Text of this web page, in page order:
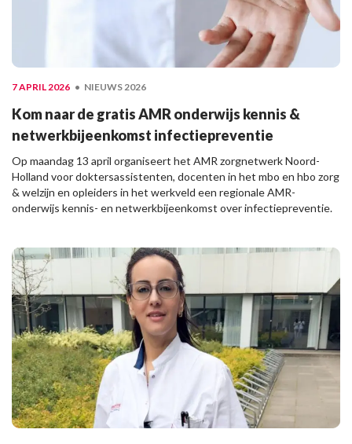
7 APRIL 2026 NIEUWS 2026
Kom naar de gratis AMR onderwijs kennis &
netwerkbijeenkomst infectiepreventie
Op maandag 13 april organiseert het AMR zorgnetwerk Noord-
Holland voor doktersassistenten, docenten in het mbo en hbo zorg
& welzijn en opleiders in het werkveld een regionale AMR-
onderwijs kennis- en netwerkbijeenkomst over infectiepreventie.